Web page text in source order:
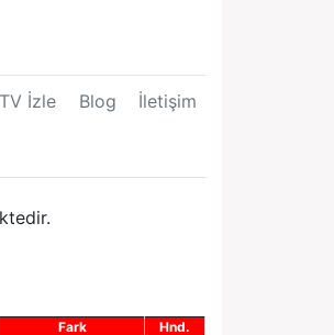
İzle Blog İletişim
Fark
Hnd.